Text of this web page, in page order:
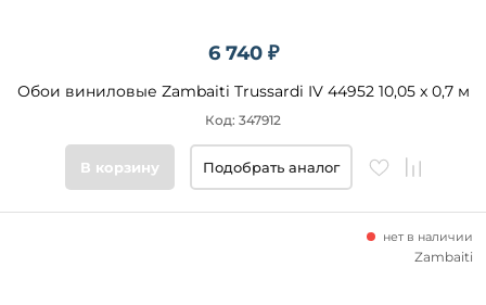
6 740 ₽
Обои виниловые Zambaiti Trussardi IV 44952 10,05 x 0,7 м
Код: 347912
В корзину Подобрать аналог
нет в наличии
Zambaiti